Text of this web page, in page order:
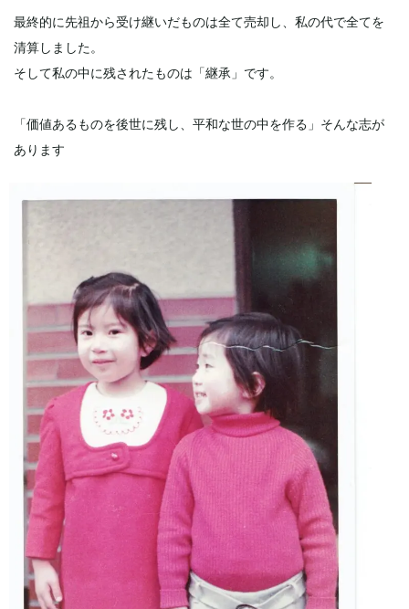
最終的に先祖から受け継いだものは全て売却し、私の代で全てを
清算しました。
そして私の中に残されたものは「継承」です。
「価値あるものを後世に残し、平和な世の中を作る」そんな志が
あります